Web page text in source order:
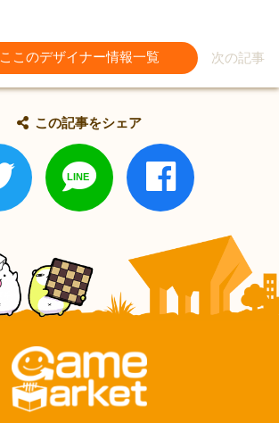
ここのデザイナー情報一覧 次の記事
この記事をシェア